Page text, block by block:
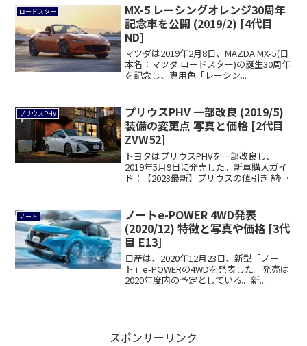
ロードスター
MX-5 レーシングオレンジ30周年
記念車を公開 (2019/2) [4代目
ND]
マツダは2019年2月8日、MAZDA MX-5(日
本名：マツダ ロードスター)の誕生30周年
を記念し、専用色「レーシン...
プリウスPHV
プリウスPHV 一部改良 (2019/5)
装備の変更点 写真と価格 [2代目
ZVW52]
トヨタはプリウスPHVを一部改良し、
2019年5月9日に発売した。新車購入ガイ
ド：【2023最新】プリウスの値引き 納
ノート
ノートe-POWER 4WD発表
(2020/12) 特徴と写真や価格 [3代
目 E13]
日産は、2020年12月23日、新型「ノー
ト」e-POWERの4WDを発表した。発売は
2020年度内の予定としている。新...
スポンサーリンク